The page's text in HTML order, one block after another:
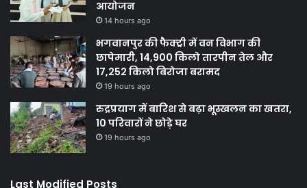
आयोजन
14 hours ago
भगवानपुर की फैक्ट्री में वन विभाग की
छापेमारी, 14,900 किलो तारपीन तेल और
17,252 किलो बिरोजा बरामद
19 hours ago
रुद्रप्रयाग में बारिश से बढ़ा भूस्खलन का खतरा,
10 परिवारों ने छोड़े घर
19 hours ago
Last Modified Posts